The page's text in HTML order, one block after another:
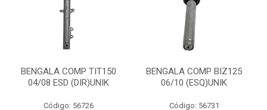
BENGALA COMP TIT150
04/08 ESD (DIR)UNIK
Código: 56726
BENGALA COMP BIZ125
06/10 (ESQ)UNIK
Código: 56731